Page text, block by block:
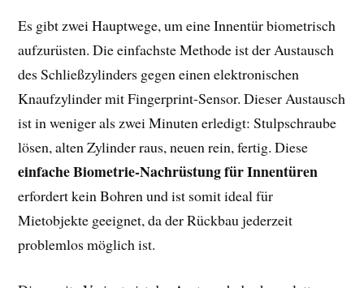
Es gibt zwei Hauptwege, um eine Innentür biometrisch
aufzurüsten. Die einfachste Methode ist der Austausch
des Schließzylinders gegen einen elektronischen
Knaufzylinder mit Fingerprint-Sensor. Dieser Austausch
ist in weniger als zwei Minuten erledigt: Stulpschraube
lösen, alten Zylinder raus, neuen rein, fertig. Diese
einfache Biometrie-Nachrüstung für Innentüren
erfordert kein Bohren und ist somit ideal für
Mietobjekte geeignet, da der Rückbau jederzeit
problemlos möglich ist.